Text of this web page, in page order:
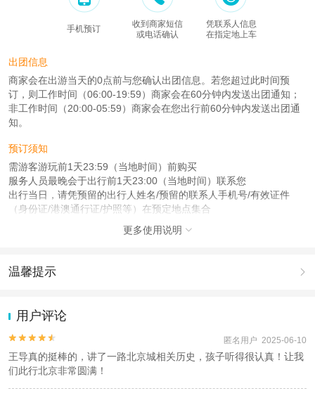
手机预订
收到商家短信
或电话确认
凭联系人信息
在指定地上车
出团信息
商家会在出游当天的0点前与您确认出团信息。若您超过此时间预
订，则工作时间（06:00-19:59）商家会在60分钟内发送出团通知；
非工作时间（20:00-05:59）商家会在您出行前60分钟内发送出团通
知。
预订须知
需游客游玩前1天23:59（当地时间）前购买
服务人员最晚会于出行前1天23:00（当地时间）联系您
出行当日，请凭预留的出行人姓名/预留的联系人手机号/有效证件
（身份证/港澳通行证/护照等）在预定地点集合
儿童：17周岁（含）以下；
老人：60周岁（含）以上；
本产品由青岛驿路同行国际旅行社有限公司代理招徕，委托社为乐圣天下国际旅
行社（北京）有限公司，具体的旅游服务和操作由委托社及其有资质的地接社提
更多使用说明 
温馨提示 
动（如跳伞、潜水、滑雪等）前，请务必仔细阅读
2.为普及旅游安全知识及旅游文明公约，使您的旅程顺利圆满完成，
特制定《去哪儿网旅游安全手册》 ，请您认真阅读并切实遵守。
用户评论

 匿名用户 2025-06-10
王导真的挺棒的，讲了一路北京城相关历史，孩子听得很认真！让我
们此行北京非常圆满！